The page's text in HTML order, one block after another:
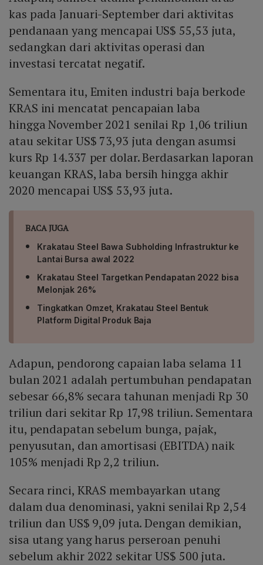
kas pada Januari-September dari aktivitas
pendanaan yang mencapai US$ 55,53 juta,
sedangkan dari aktivitas operasi dan
investasi tercatat negatif.
Sementara itu, Emiten industri baja berkode
KRAS ini mencatat pencapaian laba
hingga November 2021 senilai Rp 1,06 triliun
atau sekitar US$ 73,93 juta dengan asumsi
kurs Rp 14.337 per dolar. Berdasarkan laporan
keuangan KRAS, laba bersih hingga akhir
2020 mencapai US$ 53,93 juta.
BACA JUGA
Krakatau Steel Bawa Subholding Infrastruktur ke
Lantai Bursa awal 2022
Krakatau Steel Targetkan Pendapatan 2022 bisa
Melonjak 26%
Tingkatkan Omzet, Krakatau Steel Bentuk
Platform Digital Produk Baja
Adapun, pendorong capaian laba selama 11
bulan 2021 adalah pertumbuhan pendapatan
sebesar 66,8% secara tahunan menjadi Rp 30
triliun dari sekitar Rp 17,98 triliun. Sementara
itu, pendapatan sebelum bunga, pajak,
penyusutan, dan amortisasi (EBITDA) naik
105% menjadi Rp 2,2 triliun.
Secara rinci, KRAS membayarkan utang
dalam dua denominasi, yakni senilai Rp 2,54
triliun dan US$ 9,09 juta. Dengan demikian,
sisa utang yang harus perseroan penuhi
sebelum akhir 2022 sekitar US$ 500 juta.